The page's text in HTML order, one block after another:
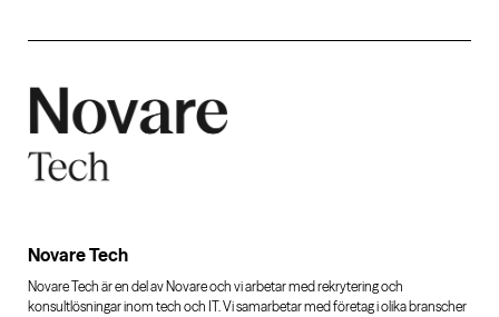
Novare Tech
Novare Tech är en del av Novare och vi arbetar med rekrytering och
konsultlösningar inom tech och IT. Vi samarbetar med företag i olika branscher